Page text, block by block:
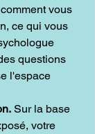
vous
ce qui vous
questions
l'espace
Sur la base
votre